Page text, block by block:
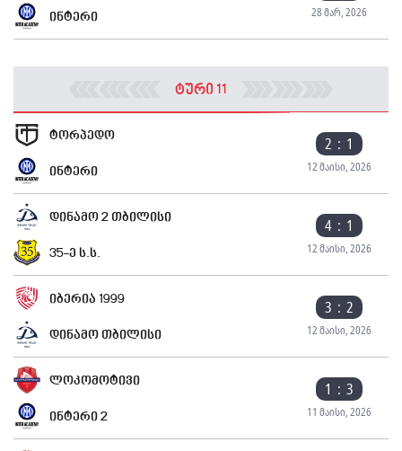
28 მარ, 2026
ინტერი
ტური 11
ტორპედო 2 : 1
12 მაისი, 2026
ინტერი
დინამო 2 თბილისი 4 : 1
12 მაისი, 2026
35-ე ს.ს.
იბერია 1999 3 : 2
12 მაისი, 2026
დინამო თბილისი
ლოკომოტივი 1 : 3
11 მაისი, 2026
ინტერი 2